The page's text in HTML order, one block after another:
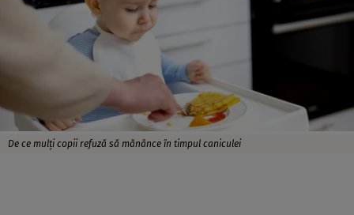
De ce mulți copii refuză să mănânce în timpul caniculei